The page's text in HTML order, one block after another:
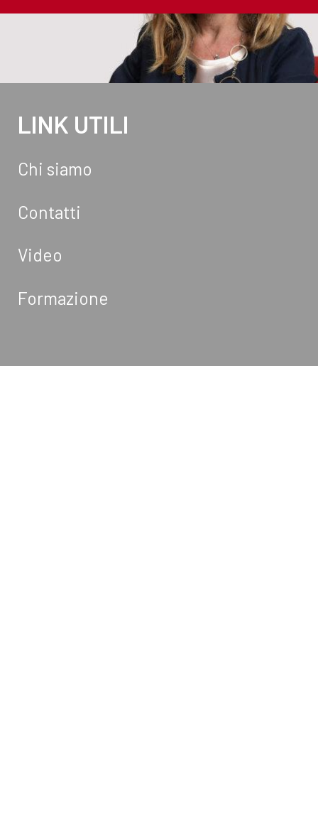
LINK UTILI
Chi siamo
Contatti
Video
Formazione